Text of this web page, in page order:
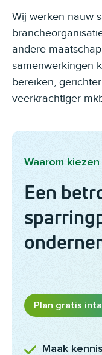
Wij werken nauw
andere
samenwerkingen
bereiken,
veerkrachtiger
Waarom kiezen
Een
Plan gratis
Maak